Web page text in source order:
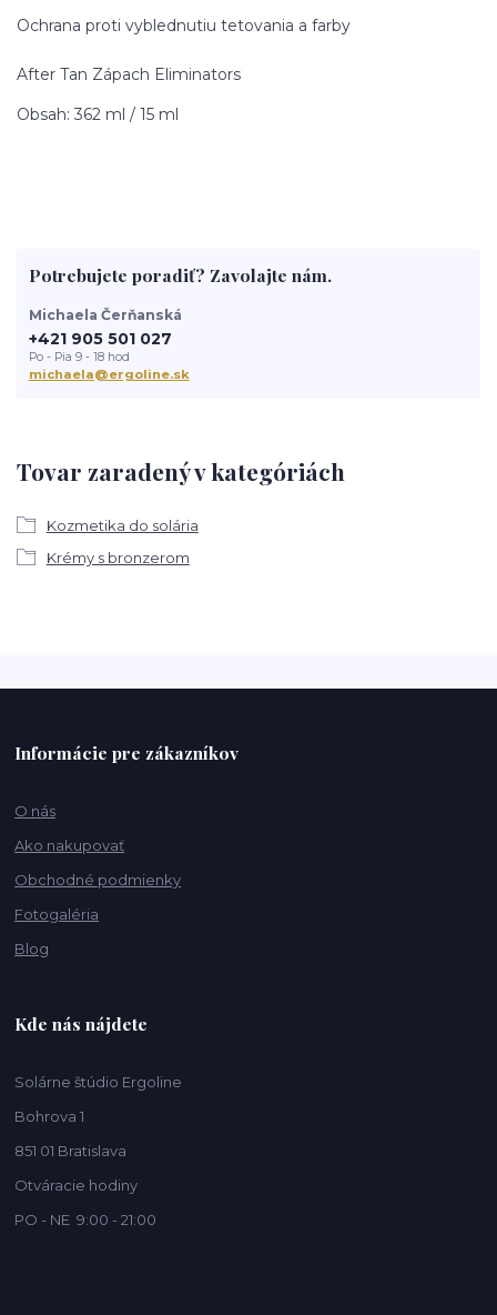
Ochrana proti vyblednutiu tetovania a farby
After Tan Zápach Eliminators
Obsah: 362 ml / 15 ml
Tovar zaradený v kategóriách
Kozmetika do solária
Krémy s bronzerom
Potrebujete poradiť? Zavolajte nám.
Michaela Čerňanská
+421 905 501 027
Po - Pia 9 - 18 hod
michaela@ergoline.sk
Informácie pre zákazníkov
O nás
Ako nakupovať
Obchodné podmienky
Fotogaléria
Blog
Kde nás nájdete
Solárne štúdio Ergoline
Bohrova 1
851 01 Bratislava
Otváracie hodiny
PO - NE 9:00 - 21:00